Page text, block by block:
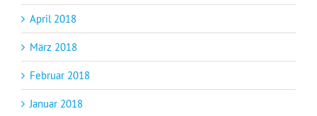
April 2018
März 2018
Februar 2018
Januar 2018